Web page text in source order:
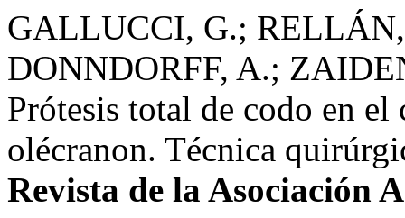
GALLUCCI, G.;
DONNDORFF, A.;
Prótesis total de codo en el
olécranon. Técnica
Revista de la Asociación